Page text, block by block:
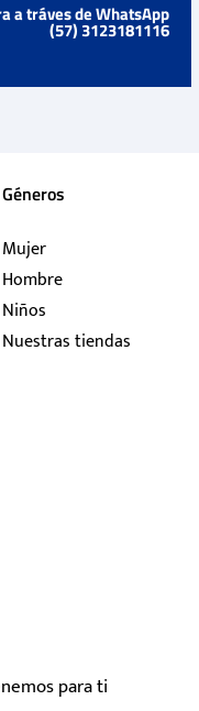
a tráves de WhatsApp
(57) 3123181116
Géneros
Mujer
Hombre
Niños
Nuestras tiendas
para ti